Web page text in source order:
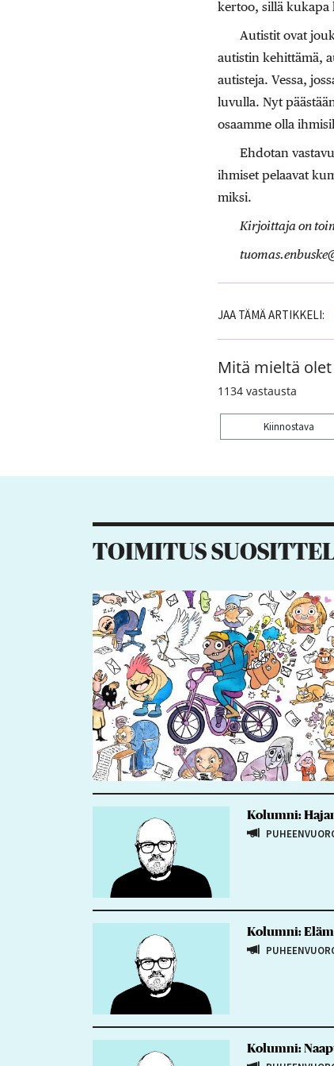
kertoo, sillä kukapa
Autistit ovat
autistin kehittämä,
autisteja. Vessa,
luvulla. Nyt
osaamme olla
Ehdotan
ihmiset pelaavat
miksi.
Kirjoittaja on
JAA TÄMÄ ARTIKKELI:
Mitä mieltä
1134 vastausta
Kiinnostava
TOIMITUS
Kolumni:
Kolumni:
Kolumni: